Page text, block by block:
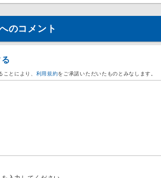
のコメント
とにより、 利用規約をご承諾いただいたものとみなします。